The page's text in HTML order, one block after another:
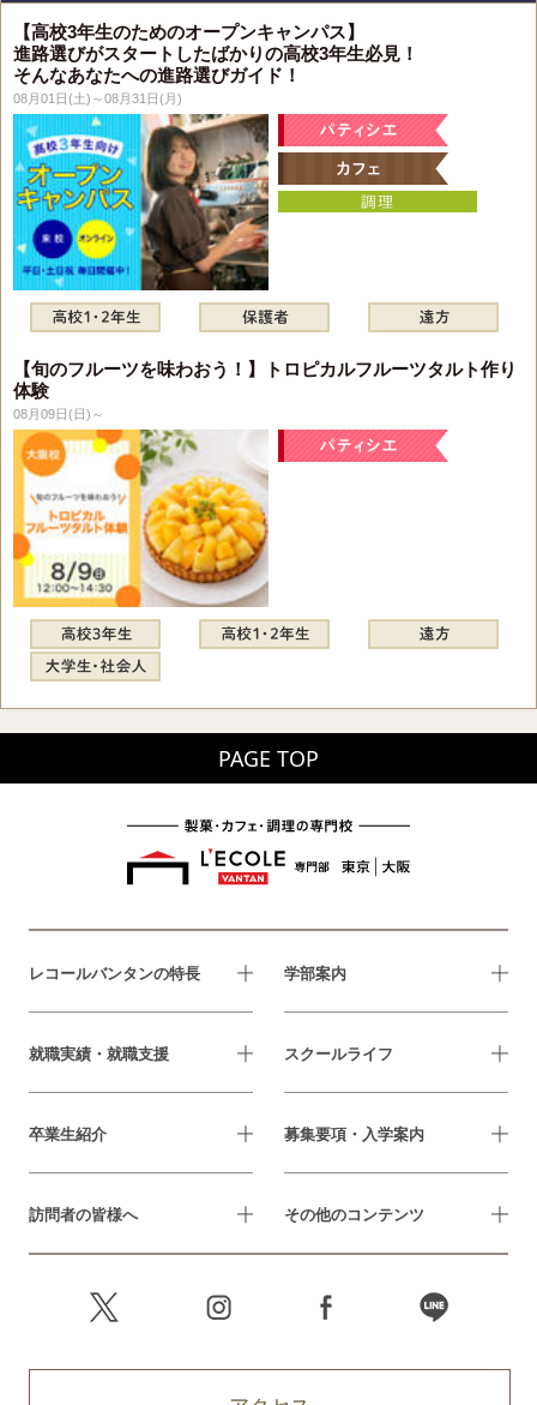
【高校3年生のためのオープンキャンパス】
進路選びがスタートしたばかりの高校3年生必見！
そんなあなたへの進路選びガイド！
08月01日(土)～08月31日(月)
【旬のフルーツを味わおう！】トロピカルフルーツタルト作り
体験
08月09日(日)～
PAGE TOP
レコールバンタンの特長 学部案内
就職実績・就職支援 スクールライフ
卒業生紹介 募集要項・入学案内
訪問者の皆様へ その他のコンテンツ